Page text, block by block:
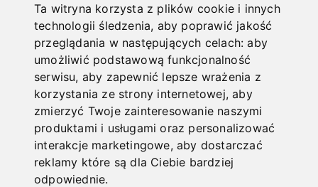
Ta witryna korzysta z plików cookie i innych
technologii śledzenia, aby poprawić jakość
przeglądania w następujących celach:aby
umożliwić podstawową funkcjonalność
serwisu, aby zapewnić lepsze wrażenia z
korzystania ze strony internetowej,aby
zmierzyć Twoje zainteresowanie naszymi
produktami i usługami oraz personalizować
interakcje marketingowe,aby dostarczać
reklamy które są dla Ciebie bardziej
odpowiednie.
OSPRZĘT DO ŻŁOBIAREK